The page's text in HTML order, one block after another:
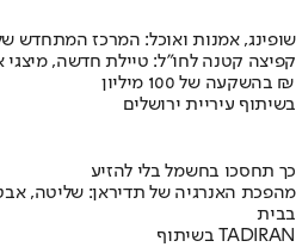
שופינג, אמנות ואוכל: המרכז המתחדש
קפיצה קטנה לחו"ל: טיילת חדשה, מיצגי
בהשקעה של 100 מיליון ₪
בשיתוף עיריית ירושלים
כך תחסכו בחשמל בלי להזיע
מהפכת האנרגיה של תדיראן: שליטה,
בבית
בשיתוף TADIRAN